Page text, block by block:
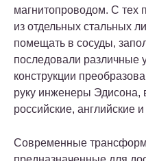
магнитопроводом. С тех
из отдельных стальных
помещать в сосуды,
последовали различные
конструкции
руку инженеры Эдисона,
российские, английские
Современные